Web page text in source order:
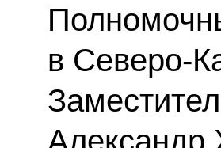
в Северо-
Александр